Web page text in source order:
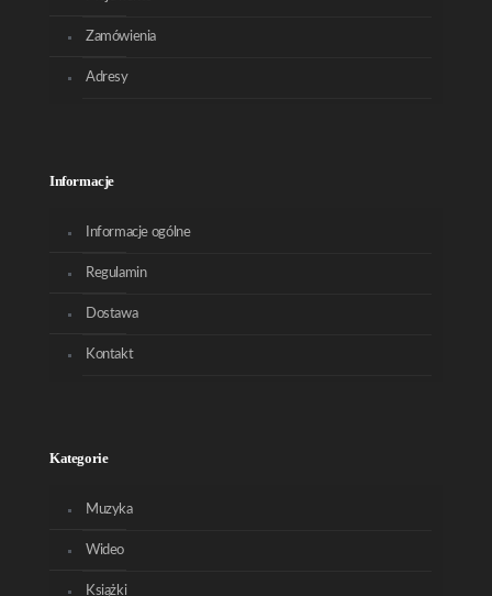
Zamówienia
Adresy
Informacje
Informacje ogólne
Regulamin
Dostawa
Kontakt
Kategorie
Muzyka
Wideo
Książki